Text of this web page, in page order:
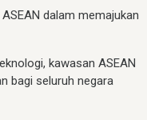
dalam memajukan
kawasan ASEAN
bagi seluruh negara